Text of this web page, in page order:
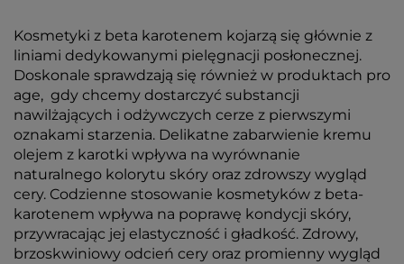
Kosmetyki z beta karotenem kojarzą się głównie z
liniami dedykowanymi pielęgnacji posłonecznej.
Doskonale sprawdzają się również w produktach pro
age, gdy chcemy dostarczyć substancji
nawilżających i odżywczych cerze z pierwszymi
oznakami starzenia. Delikatne zabarwienie kremu
olejem z karotki wpływa na wyrównanie
naturalnego kolorytu skóry oraz zdrowszy wygląd
cery. Codzienne stosowanie kosmetyków z beta-
karotenem wpływa na poprawę kondycji skóry,
przywracając jej elastyczność i gładkość. Zdrowy,
brzoskwiniowy odcień cery oraz promienny wygląd